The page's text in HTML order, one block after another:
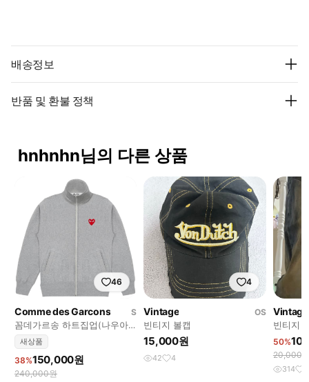
배송정보
반품 및 환불 정책
hnhnhn님의 다른 상품
46
Comme des Garcons
S
꼼데가르송 하트집업(나우아
임영 착용
새상품
38%150,000원
240,000원
4
Vintage
OS
빈티지 볼캡
15,000원
42 4
Vintage
빈티지
50%
20,000
314